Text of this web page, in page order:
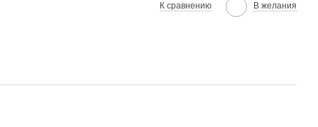
К сравнению В желания